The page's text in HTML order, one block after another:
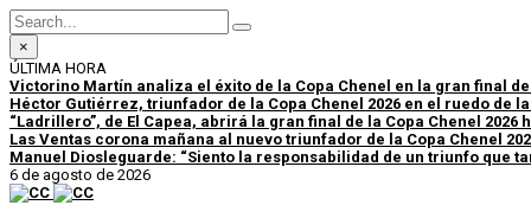
×
ÚLTIMA HORA
Victorino Martín analiza el éxito de la Copa Chenel en la gran final de
Héctor Gutiérrez, triunfador de la Copa Chenel 2026 en el ruedo de
“Ladrillero”, de El Capea, abrirá la gran final de la Copa Chenel 2026
Las Ventas corona mañana al nuevo triunfador de la Copa Chenel
Manuel Diosleguarde: “Siento la responsabilidad de un triunfo que
6 de agosto de 2026